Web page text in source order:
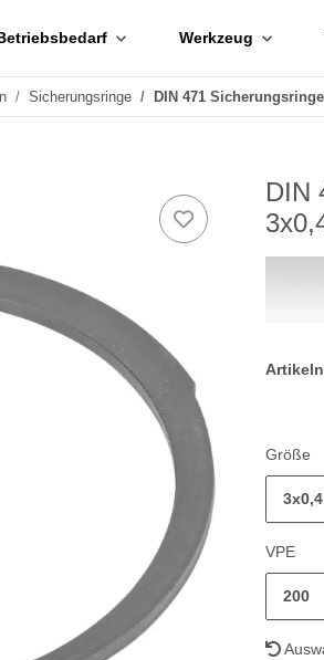
Werkzeug
Sicherungsringe DIN 471
DIN
Größe
3x0,4
VPE
200